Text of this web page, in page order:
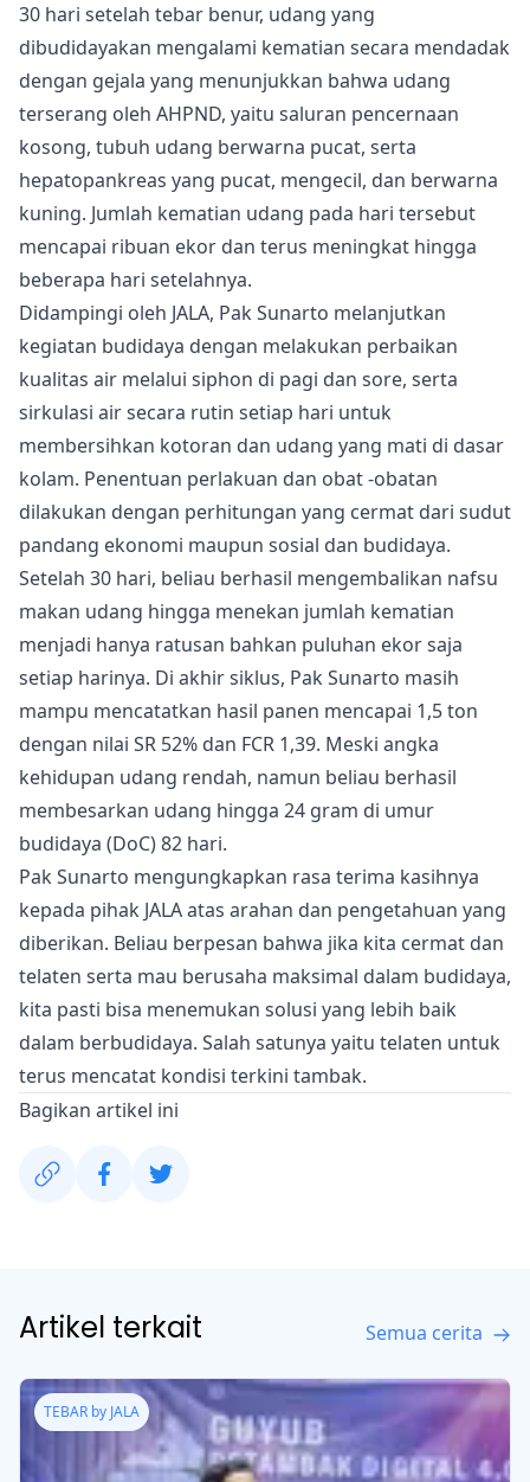
30 hari setelah tebar benur, udang yang
dibudidayakan mengalami kematian secara mendadak
dengan gejala yang menunjukkan bahwa udang
terserang oleh AHPND, yaitu saluran pencernaan
kosong, tubuh udang berwarna pucat, serta
hepatopankreas yang pucat, mengecil, dan berwarna
kuning. Jumlah kematian udang pada hari tersebut
mencapai ribuan ekor dan terus meningkat hingga
beberapa hari setelahnya.
Didampingi oleh JALA, Pak Sunarto melanjutkan
kegiatan budidaya dengan melakukan perbaikan
kualitas air melalui siphon di pagi dan sore, serta
sirkulasi air secara rutin setiap hari untuk
membersihkan kotoran dan udang yang mati di dasar
kolam. Penentuan perlakuan dan obat -obatan
dilakukan dengan perhitungan yang cermat dari sudut
pandang ekonomi maupun sosial dan budidaya.
Setelah 30 hari, beliau berhasil mengembalikan nafsu
makan udang hingga menekan jumlah kematian
menjadi hanya ratusan bahkan puluhan ekor saja
setiap harinya. Di akhir siklus, Pak Sunarto masih
mampu mencatatkan hasil panen mencapai 1,5 ton
dengan nilai SR 52% dan FCR 1,39. Meski angka
kehidupan udang rendah, namun beliau berhasil
membesarkan udang hingga 24 gram di umur
budidaya (DoC) 82 hari.
Pak Sunarto mengungkapkan rasa terima kasihnya
kepada pihak JALA atas arahan dan pengetahuan yang
diberikan. Beliau berpesan bahwa jika kita cermat dan
telaten serta mau berusaha maksimal dalam budidaya,
kita pasti bisa menemukan solusi yang lebih baik
dalam berbudidaya. Salah satunya yaitu telaten untuk
terus mencatat kondisi terkini tambak.
Bagikan artikel ini
Artikel terkait Semua cerita
TEBAR by JALA